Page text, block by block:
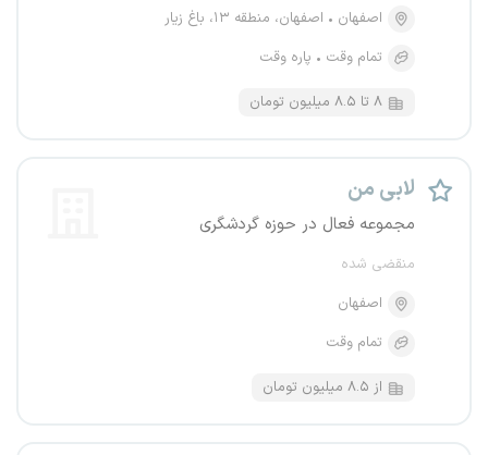
اصفهان
اصفهان، منطقه ۱۳، باغ زیار
تمام وقت
پاره وقت
۸ تا ۸.۵ میلیون تومان
لابی من
مجموعه فعال در حوزه گردشگری
منقضی شده
اصفهان
تمام وقت
از ۸.۵ میلیون تومان